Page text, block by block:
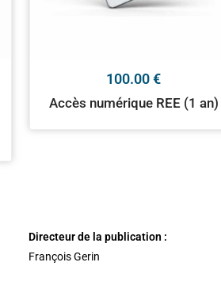
100.00€
Accès numérique REE (1 an)
Directeur de la publication :
François Gerin